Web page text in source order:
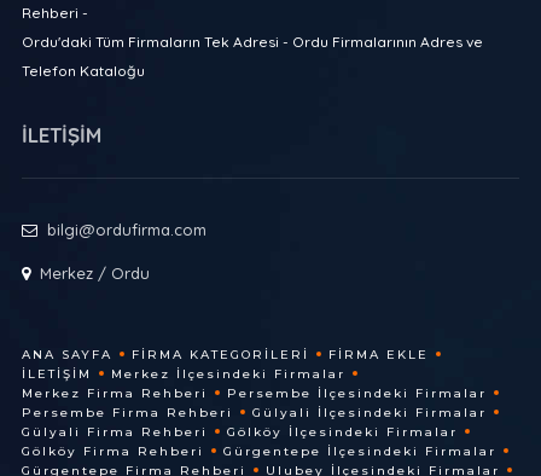
Rehberi -
Ordu'daki Tüm Firmaların Tek Adresi - Ordu Firmalarının Adres ve
Telefon Kataloğu
İLETİŞİM
bilgi@ordufirma.com
Merkez / Ordu
ANA SAYFA FIRMA KATEGORILERI
FIRMA EKLE
İLETIŞIM
Merkez İlçesindeki Firmalar
Merkez Firma Rehberi
Persembe İlçesindeki Firmalar
Persembe Firma Rehberi
Gülyali İlçesindeki Firmalar
Gülyali Firma Rehberi
Gölköy İlçesindeki Firmalar
Gölköy Firma Rehberi
Gürgentepe İlçesindeki Firmalar
Gürgentepe Firma Rehberi
Ulubey İlçesindeki Firmalar